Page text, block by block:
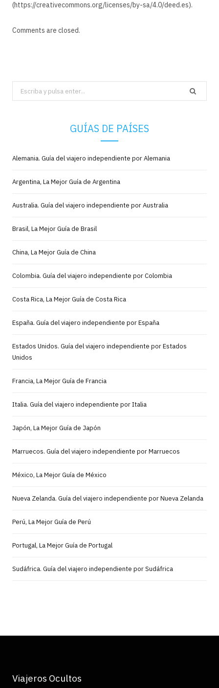
(https://creativecommons.org/licenses/by-sa/4.0/deed.es).
Comments are closed.
Search
for:
GUÍAS DE PAÍSES
Alemania. Guía del viajero independiente por Alemania
Argentina, La Mejor Guía de Argentina
Australia. Guía del viajero independiente por Australia
Brasil, La Mejor Guía de Brasil
China, La Mejor Guía de China
Colombia. Guía del viajero independiente por Colombia
Costa Rica, La Mejor Guía de Costa Rica
España. Guía del viajero independiente por España
Estados Unidos. Guía del viajero independiente por Estados
Unidos
Francia, La Mejor Guía de Francia
Italia. Guía del viajero independiente por Italia
Japón, La Mejor Guía de Japón
Marruecos. Guía del viajero independiente por Marruecos
México, La Mejor Guía de México
Nueva Zelanda. Guía del viajero independiente por Nueva Zelanda
Perú, La Mejor Guía de Perú
Portugal, La Mejor Guía de Portugal
Sudáfrica. Guía del viajero independiente por Sudáfrica
Viajeros Ocultos